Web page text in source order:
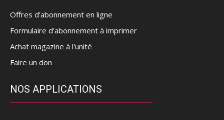
Offres d’abonnement en ligne
Formulaire d'abonnement à imprimer
Achat magazine à l'unité
Faire un don
NOS APPLICATIONS